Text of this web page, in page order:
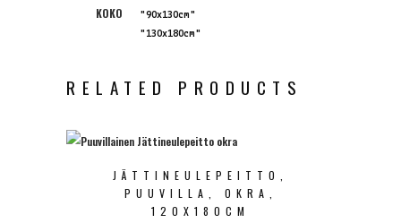
KOKO
"90x130cm"
"130x180cm"
RELATED PRODUCTS
JÄTTINEULEPEITTO,
PUUVILLA, OKRA,
120X180CM